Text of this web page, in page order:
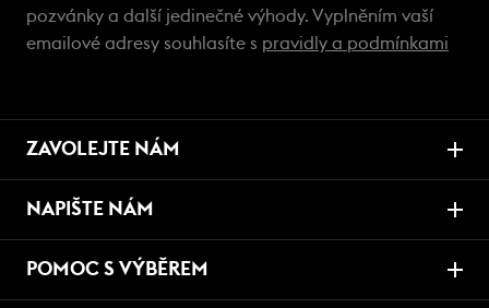
pozvánky a další jedinečné výhody. Vyplněním vaší
emailové adresy souhlasíte s pravidly a podmínkami
ZAVOLEJTE NÁM
NAPIŠTE NÁM
POMOC S VÝBĚREM